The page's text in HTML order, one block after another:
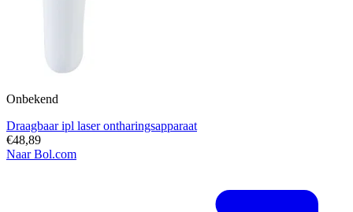
Onbekend
Draagbaar ipl laser ontharingsapparaat
€48,89
Naar Bol.com